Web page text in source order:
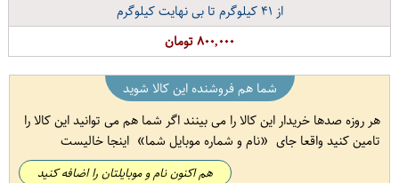
از ۴۱ کیلوگرم تا بی نهایت کیلوگرم
۸۰۰,۰۰۰ تومان
شما هم فروشنده این کالا شوید
هر روزه صدها خریدار این کالا را می بینند اگر شما هم می توانید این کالا را
تامین کنید واقعا جای
نام و شماره موبایل شما اینجا خالیست
هم اکنون نام و موبایلتان را اضافه کنید